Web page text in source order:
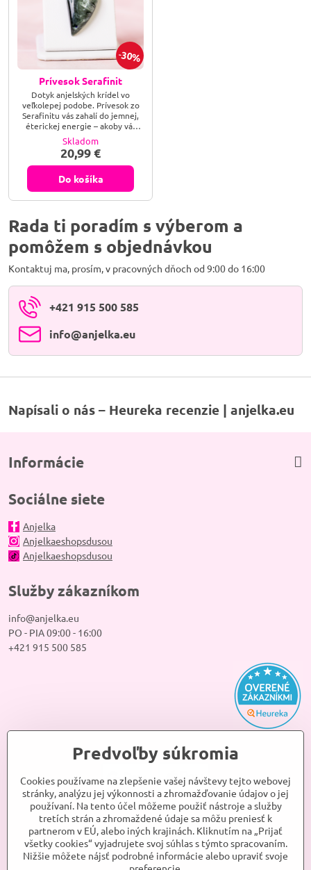
30%
Prívesok Serafinit
Dotyk anjelských krídel vo
veľkolepej podobe. Prívesok zo
Serafinitu vás zahalí do jemnej,
éterickej energie – akoby vás
objímali samotní anjeli.
Skladom
20,99 €
Do košíka
Rada ti poradím s výberom a
pomôžem s objednávkou
Kontaktuj ma, prosím, v pracovných dňoch od 9:00 do 16:00
+421 915 500 585
info​@anjelka​.eu
Napísali o nás – Heureka recenzie | anjelka.eu
Informácie
Sociálne siete
Anjelka
Anjelkaeshopsdusou
Anjelkaeshopsdusou
Služby zákazníkom
info@anjelka.eu
PO - PIA 09:00 - 16:00
+421 915 500 585
Predvoľby súkromia
Cookies používame na zlepšenie vašej návštevy tejto webovej
stránky, analýzu jej výkonnosti a zhromažďovanie údajov o jej
používaní. Na tento účel môžeme použiť nástroje a služby
tretích strán a zhromaždené údaje sa môžu preniesť k
partnerom v EÚ, alebo iných krajinách. Kliknutím na „Prijať
všetky cookies“ vyjadrujete svoj súhlas s týmto spracovaním.
Nižšie môžete nájsť podrobné informácie alebo upraviť svoje